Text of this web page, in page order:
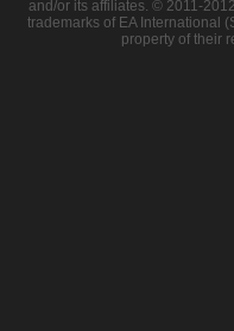
and/or its affiliates. © 2011-
trademarks of EA International
property of their